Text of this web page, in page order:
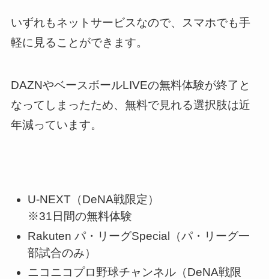
いずれもネットサービスなので、スマホでも手
軽に見ることができます。
DAZNやベースボールLIVEの無料体験が終了と
なってしまったため、無料で見れる選択肢は近
年減っています。
U-NEXT （DeNA戦限定）
※31日間の無料体験
Rakuten パ・リーグSpecial （パ・リーグ一
部試合のみ）
ニコニコプロ野球チャンネル （DeNA戦限